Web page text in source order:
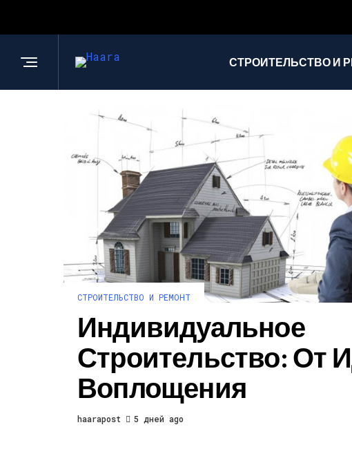
СТРОИТЕЛЬСТВО И
СТРОИТЕЛЬСТВО И РЕМОНТ
Индивидуальное
Строительство: От
Воплощения
haarapost 5 дней ago